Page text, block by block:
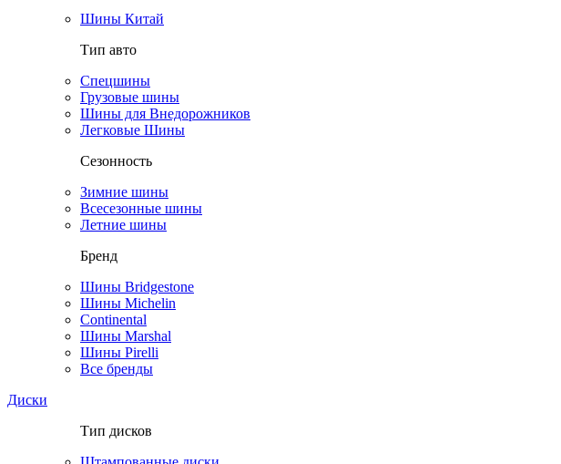
Шины Китай
Тип авто
Спецшины
Грузовые шины
Шины для Внедорожников
Легковые Шины
Сезонность
Зимние шины
Всесезонные шины
Летние шины
Бренд
Шины Bridgestone
Шины Michelin
Continental
Шины Marshal
Шины Pirelli
Все бренды
Диски
Тип дисков